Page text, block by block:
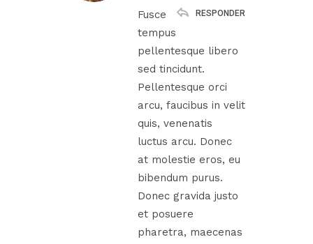
RESPONDER
Fusce
tempus
pellentesque libero
sed tincidunt.
Pellentesque orci
arcu, faucibus in velit
quis, venenatis
luctus arcu. Donec
at molestie eros, eu
bibendum purus.
Donec gravida justo
et posuere
pharetra, maecenas